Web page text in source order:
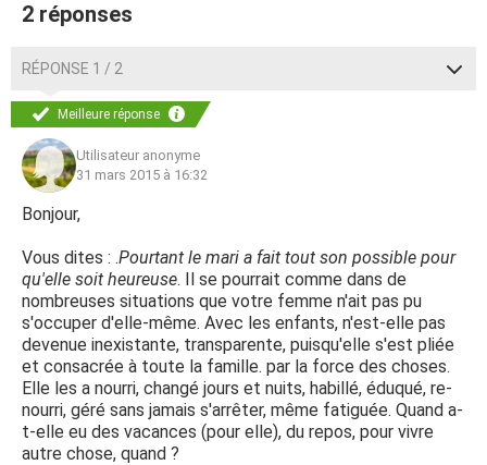
2 réponses
RÉPONSE 1 / 2
Meilleure réponse
Utilisateur anonyme
31 mars 2015 à 16:32
Bonjour,
Vous dites : .Pourtant le mari a fait tout son possible pour
qu'elle soit heureuse. Il se pourrait comme dans de
nombreuses situations que votre femme n'ait pas pu
s'occuper d'elle-même. Avec les enfants, n'est-elle pas
devenue inexistante, transparente, puisqu'elle s'est pliée
et consacrée à toute la famille. par la force des choses.
Elle les a nourri, changé jours et nuits, habillé, éduqué, re-
nourri, géré sans jamais s'arrêter, même fatiguée. Quand a-
t-elle eu des vacances (pour elle), du repos, pour vivre
autre chose, quand ?